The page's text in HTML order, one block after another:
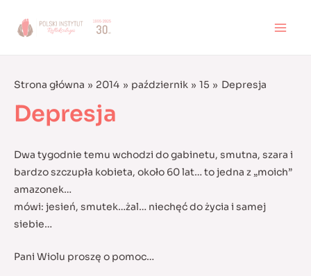
Strona główna 2014 październik 15 Depresja
Depresja
Dwa tygodnie temu wchodzi do gabinetu, smutna, szara i
bardzo szczupła kobieta, około 60 lat… to jedna z „moich”
amazonek…
mówi: jesień, smutek…żal… niechęć do życia i samej
siebie…
Pani Wiolu proszę o pomoc…